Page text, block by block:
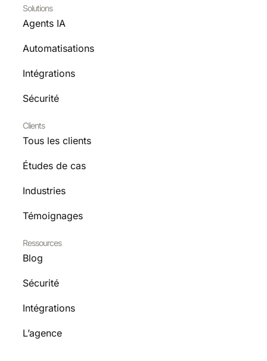
Solutions
Agents IA
Automatisations
Intégrations
Sécurité
Clients
Tous les clients
Études de cas
Industries
Témoignages
Ressources
Blog
Sécurité
Intégrations
L’agence